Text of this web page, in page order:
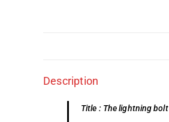
Description
Title : The lightning bolt